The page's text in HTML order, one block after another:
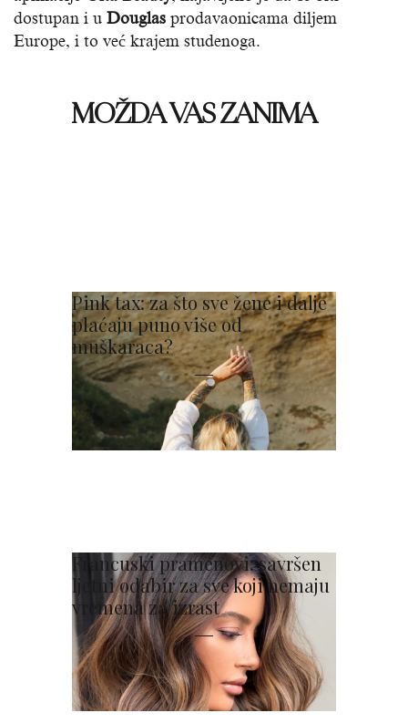
dostupan i u Douglas prodavaonicama diljem
Europe, i to već krajem studenoga.
MOŽDA VAS ZANIMA
Pink tax: za što sve žene i dalje
plaćaju puno više od
muškaraca?
Francuski pramenovi: savršen
ljetni odabir za sve koji nemaju
vremena za izrast